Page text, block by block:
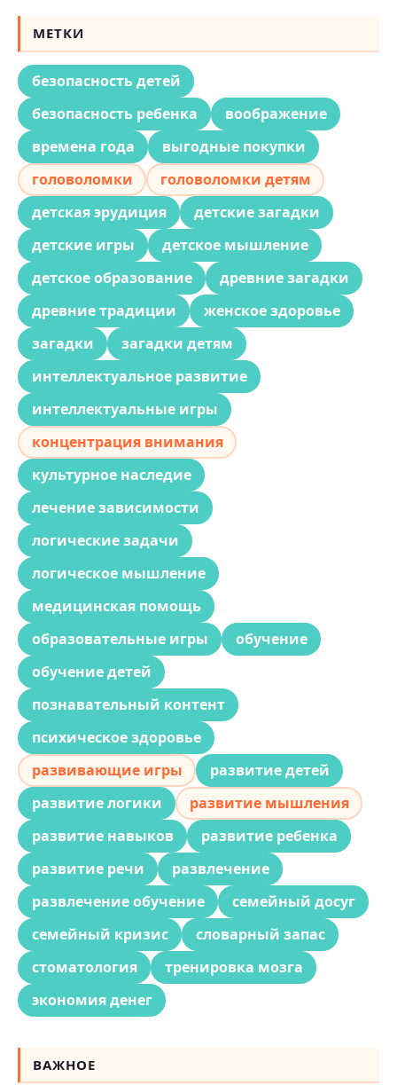
МЕТКИ
безопасность детей
безопасность ребенка
воображение
времена года
выгодные покупки
головоломки
головоломки детям
детская эрудиция
детские загадки
детские игры
детское мышление
детское образование
древние загадки
древние традиции
женское здоровье
загадки
загадки детям
интеллектуальное развитие
интеллектуальные игры
концентрация внимания
культурное наследие
лечение зависимости
логические задачи
логическое мышление
медицинская помощь
образовательные игры
обучение
обучение детей
познавательный контент
психическое здоровье
развивающие игры
развитие детей
развитие логики
развитие мышления
развитие навыков
развитие ребенка
развитие речи
развлечение
развлечение обучение
семейный досуг
семейный кризис
словарный запас
стоматология
тренировка мозга
экономия денег
ВАЖНОЕ